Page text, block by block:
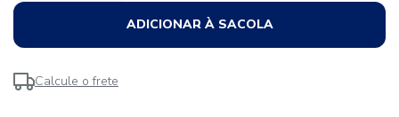
ADICIONAR À SACOLA
Calcule o frete